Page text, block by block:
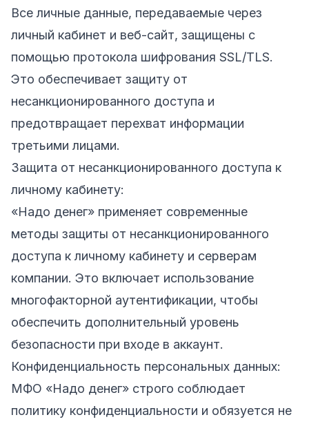
Все личные данные, передаваемые через
личный кабинет и веб-сайт, защищены с
помощью протокола шифрования SSL/TLS.
Это обеспечивает защиту от
несанкционированного доступа и
предотвращает перехват информации
третьими лицами.
Защита от несанкционированного доступа к
личному кабинету:
«Надо денег» применяет современные
методы защиты от несанкционированного
доступа к личному кабинету и серверам
компании. Это включает использование
многофакторной аутентификации, чтобы
обеспечить дополнительный уровень
безопасности при входе в аккаунт.
Конфиденциальность персональных данных:
МФО «Надо денег» строго соблюдает
политику конфиденциальности и обязуется не